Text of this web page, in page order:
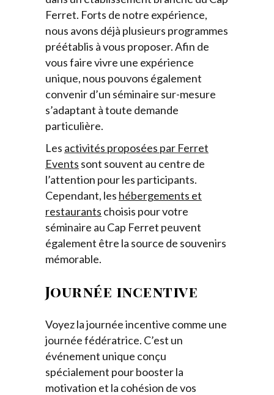
Ferret. Forts de notre expérience,
nous avons déjà plusieurs programmes
préétablis à vous proposer. Afin de
vous faire vivre une expérience
unique, nous pouvons également
convenir d’un séminaire sur-mesure
s’adaptant à toute demande
particulière.
Les activités proposées par Ferret
Events sont souvent au centre de
l’attention pour les participants.
Cependant, les hébergements et
restaurants choisis pour votre
séminaire au Cap Ferret peuvent
également être la source de souvenirs
mémorable.
Journée incentive
Voyez la journée incentive comme une
journée fédératrice. C’est un
événement unique conçu
spécialement pour booster la
motivation et la cohésion de vos